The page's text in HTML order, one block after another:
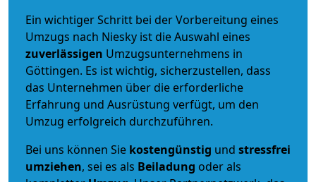
Ein wichtiger Schritt bei der Vorbereitung eines
Umzugs nach Niesky ist die Auswahl eines
zuverlässigen Umzugsunternehmens in
Göttingen. Es ist wichtig, sicherzustellen, dass
das Unternehmen über die erforderliche
Erfahrung und Ausrüstung verfügt, um den
Umzug erfolgreich durchzuführen.
Bei uns können Sie kostengünstig und stressfrei
umziehen, sei es als Beiladung oder als